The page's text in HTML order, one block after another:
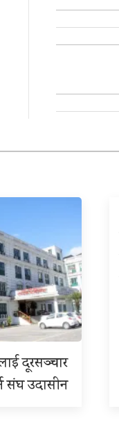
दूरसञ्चार
संघ उदासीन